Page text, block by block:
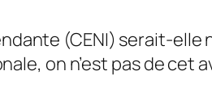
(CENI) serait-elle
on n’est pas de cet